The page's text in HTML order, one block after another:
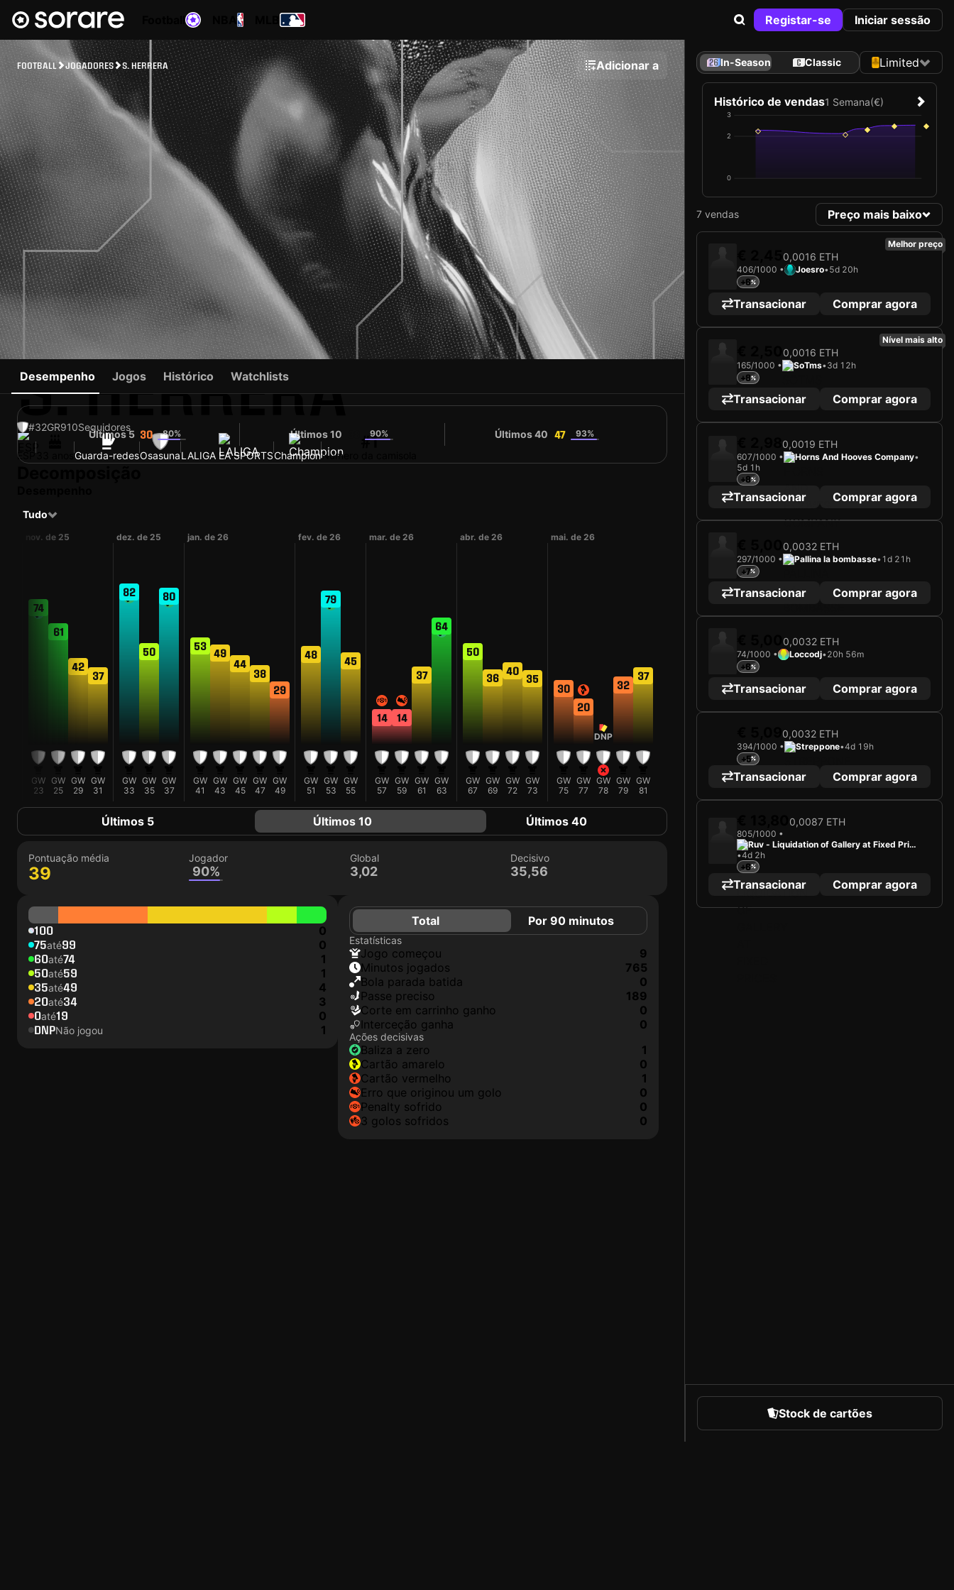
Registar-se Iniciar sessão
FOOTBALL JOGADORES S. HERRERA Adicionar a
S. HERRERA
#32GR910Seguidores
ESP Guarda-redesOsasunaLALIGA EA SPORTSChampion
#1
Número da camisola
Desempenho Jogos Histórico Watchlists
Últimos 5 30 80% Últimos 10 90% Últimos 40 47 93%
Tudo
nov. de 25
74
GW
23
61
GW
25
42
GW
29
37
GW
31
dez. de 25
82
GW
33
50
GW
35
80
GW
37
jan. de 26
53
GW
41
49
GW
43
44
GW
45
38
GW
47
29
GW
49
fev. de 26
48
GW
51
79
GW
53
45
GW
55
mar. de 26
14
GW
57
14
GW
59
37
GW
61
64
GW
63
abr. de 26
50
GW
67
36
GW
69
40
GW
72
35
GW
73
mai. de 26
30
GW
75
20
GW
77
DNP
GW
78
32
GW
79
37
GW
81
Últimos 5 Últimos 10 Últimos 40
Pontuação média
39
Jogador
90%
Global
3,02
Decisivo
35,56
100 0
75até99 0
60até74 1
50até59 1
35até49 4
20até34 3
0até19 0
DNPNão jogou 1
Total Por 90 minutos
Estatísticas
jogo começou
9
minutos jogados
765
Bola parada batida
0
passe preciso
189
corte em carrinho ganho
0
interceção ganha
0
Ações decisivas
baliza a zero
1
cartão amarelo
0
cartão vermelho
1
erro que originou um golo
0
penalty sofrido
0
3 golos sofridos
0
In-Season Classic Limited
Histórico de vendas1 Semana(€)
0
2
3
7 vendas Preço mais baixo
Melhor preço
0,0016 ETH
406/1000 • Joesro•5d 20h
+6
Transacionar Comprar agora
Nível mais alto
0,0016 ETH
165/1000 • SoTms•3d 12h
+8
Transacionar Comprar agora
0,0019 ETH
607/1000 • Horns And Hooves Company•
5d 1h
+8
Transacionar Comprar agora
0,0032 ETH
297/1000 • Pallina la bombasse• 1d 21h
+7
Transacionar Comprar agora
0,0032 ETH
74/1000 • Loccodj•20h 56m
+6
Transacionar Comprar agora
A carregar cartão...
0,0032 ETH
394/1000 • Streppone•4d 19h
+5
Transacionar Comprar agora
0,0087 ETH
805/1000 •
Ruv - Liquidation of Gallery at Fixed Price
s
•4d 2h
+6
Transacionar Comprar agora
Stock de cartões